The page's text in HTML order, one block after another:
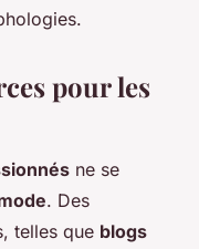
pour les
ne se
. Des
telles que blogs